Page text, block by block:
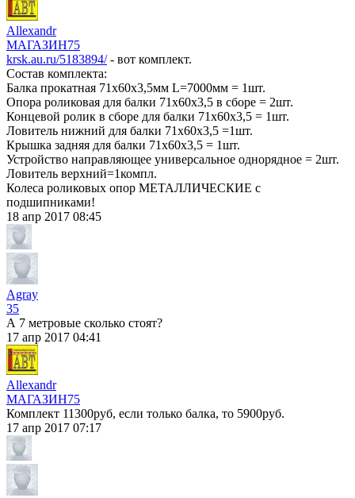
Allexandr
МАГАЗИН75
krsk.au.ru/5183894/- вот комплект.
Состав комплекта:
Балка прокатная 71х60х3,5мм L=7000мм = 1шт.
Опора роликовая для балки 71х60х3,5 в сборе = 2шт.
Концевой ролик в сборе для балки 71х60х3,5 = 1шт.
Ловитель нижний для балки 71х60х3,5 =1шт.
Крышка задняя для балки 71х60х3,5 = 1шт.
Устройство направляющее универсальное однорядное = 2шт.
Ловитель верхний=1компл.
Колеса роликовых опор МЕТАЛЛИЧЕСКИЕ с
подшипниками!
18 апр 2017 08:45
Agray
35
А 7 метровые сколько стоят?
17 апр 2017 04:41
Allexandr
МАГАЗИН75
Комплект 11300руб, если только балка, то 5900руб.
17 апр 2017 07:17